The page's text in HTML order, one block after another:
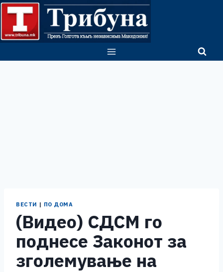
Skip
content
ВЕСТИ | ПО ДОМА
(Видео) СДСМ го
поднесе Законот за
зголемување на